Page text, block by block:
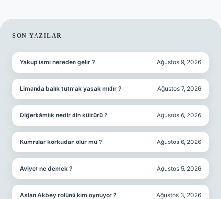
SIDEBAR
SON YAZILAR
Yakup ismi nereden gelir ? Ağustos 9, 2026
Limanda balık tutmak yasak mıdır ? Ağustos 7, 2026
Diğerkâmlık nedir din kültürü ? Ağustos 6, 2026
Kumrular korkudan ölür mü ? Ağustos 6, 2026
Aviyet ne demek ? Ağustos 5, 2026
Aslan Akbey rolünü kim oynuyor ? Ağustos 3, 2026